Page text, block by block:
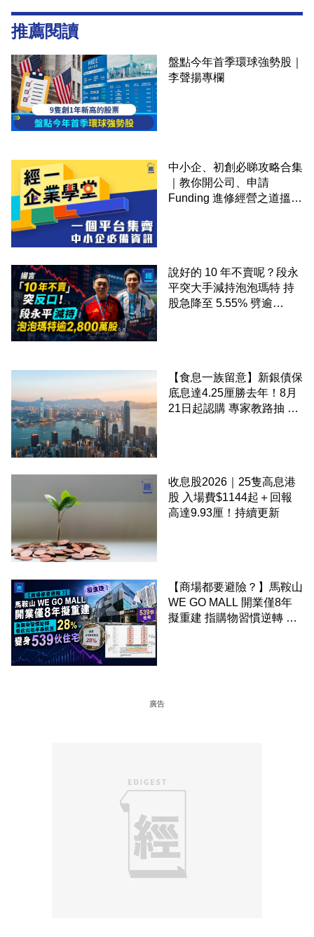
推薦閱讀
盤點今年首季環球強勢股｜
李聲揚專欄
中小企、初創必睇攻略合集
｜教你開公司、申請
Funding 進修經營之道搵大
說好的 10 年不賣呢？段永
平突大手減持泡泡瑪特 持
股急降至 5.55% 劈逾
【食息一族留意】新銀債保
底息達4.25厘勝去年！8月
21日起認購 專家教路抽 20
收息股2026｜25隻高息港
股 入場費$1144起＋回報
高達9.93厘！持續更新
【商場都要避險？】馬鞍山
WE GO MALL 開業僅8年
擬重建 指購物習慣逆轉 餐
廣告